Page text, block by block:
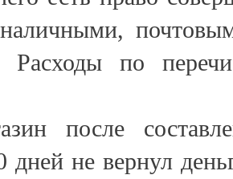
Расходы по
после
дней не вернул